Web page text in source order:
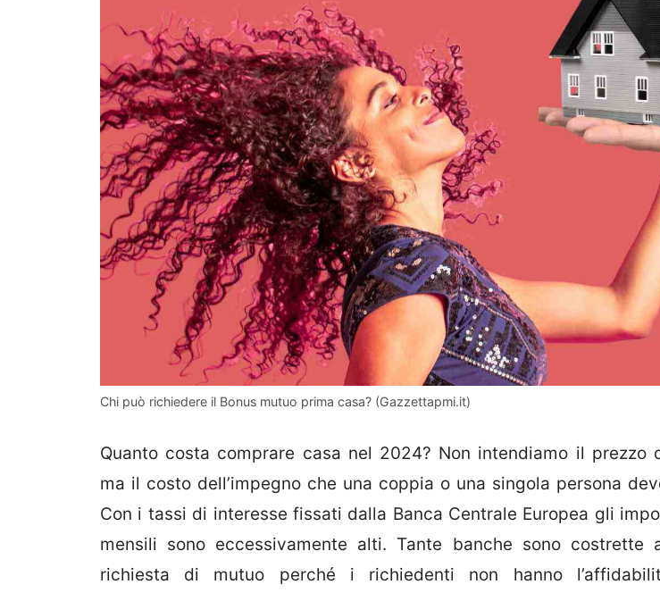
Chi può richiedere il Bonus mutuo prima casa? (Gazzettapmi.it)
Quanto costa comprare casa nel 2024? Non intendiamo il prezzo
ma il costo dell’impegno che una coppia o una singola persona
Con i tassi di interesse fissati dalla Banca Centrale Europea gli
mensili sono eccessivamente alti. Tante banche sono costrette
richiesta di mutuo perché i richiedenti non hanno